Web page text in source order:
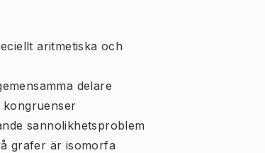
aritmetiska och
delare
kongruenser
sannolikhetsproblem
grafer är isomorfa